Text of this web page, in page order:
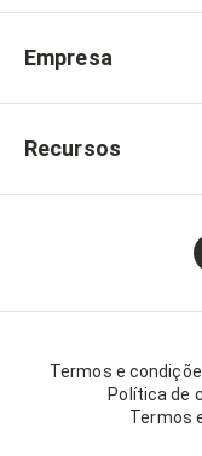
Empresa
Recursos
Termos e
Política de
Termos